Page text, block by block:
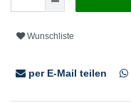
Wunschliste
per E-Mail teilen